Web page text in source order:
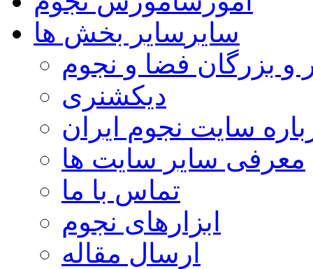
سایر سایر بخش ها
و بزرگان فضا و نجوم
دیکشنری
سایت نجوم ایران
معرفی سایر سایت ها
تماس با ما
ابزارهای نجوم
ارسال مقاله